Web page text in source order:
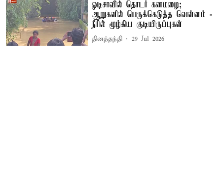
ஒடிசாவில் தொடர் கனமழை;
ஆறுகளில் பெருக்கெடுத்த வெள்ளம் -
நீரில் மூழ்கிய குடியிருப்புகள்
தினத்தந்தி 29 Jul 2026